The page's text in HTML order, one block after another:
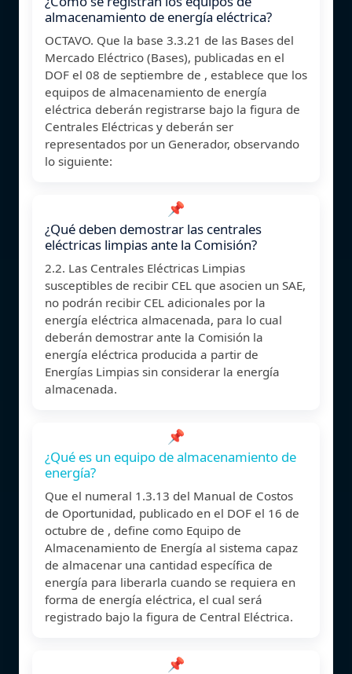
almacenamiento de energía eléctrica?
OCTAVO. Que la base 3.3.21 de las Bases del
Mercado Eléctrico (Bases), publicadas en el
DOF el 08 de septiembre de , establece que los
equipos de almacenamiento de energía
eléctrica deberán registrarse bajo la figura de
Centrales Eléctricas y deberán ser
representados por un Generador, observando
lo siguiente:
📌
¿Qué deben demostrar las centrales
eléctricas limpias ante la Comisión?
2.2. Las Centrales Eléctricas Limpias
susceptibles de recibir CEL que asocien un SAE,
no podrán recibir CEL adicionales por la
energía eléctrica almacenada, para lo cual
deberán demostrar ante la Comisión la
energía eléctrica producida a partir de
Energías Limpias sin considerar la energía
almacenada.
📌
¿Qué es un equipo de almacenamiento de
energía?
Que el numeral 1.3.13 del Manual de Costos
de Oportunidad, publicado en el DOF el 16 de
octubre de , define como Equipo de
Almacenamiento de Energía al sistema capaz
de almacenar una cantidad específica de
energía para liberarla cuando se requiera en
forma de energía eléctrica, el cual será
registrado bajo la figura de Central Eléctrica.
📌